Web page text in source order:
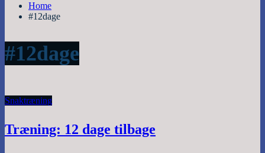
Home
#12dage
#12dage
Snaktræning
Træning: 12 dage tilbage